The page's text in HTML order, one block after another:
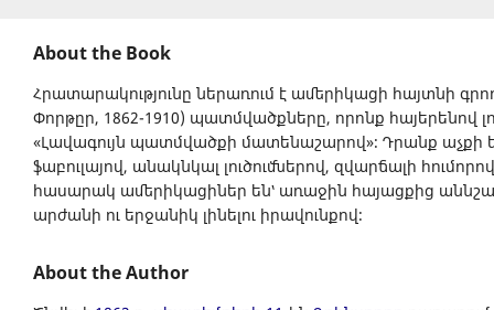
About the Book
Հրատարակությունը ներառում է ամերիկացի հայտնի
Փորթըր, 1862-1910) պատմվածքները, որոնք հայերենով
«Լավագույն պատմվածքի մատենաշարով»։ Դրանք աչքի
ֆաբուլայով, անակնկալ լուծումներով, զվարճալի
հասարակ ամերիկացիներ են՝ առաջին հայացքից
արժանի ու երջանիկ լինելու իրավունքով։
About the Author